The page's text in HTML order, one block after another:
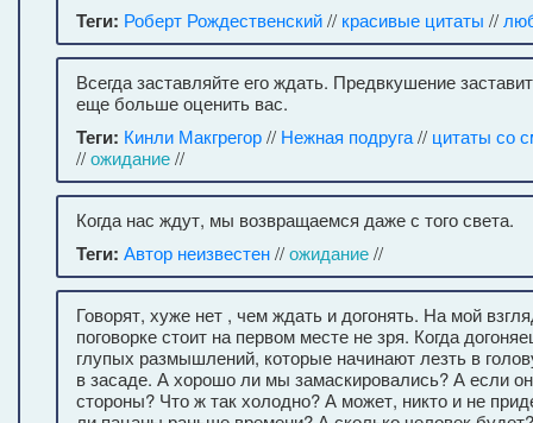
Теги: Роберт Рождественский// красивые цитаты //
Всегда заставляйте его ждать. Предвкушение
еще больше оценить вас.
Теги: Кинли Макгрегор// Нежная подруга// цитаты со
//ожидание//
Когда нас ждут, мы возвращаемся даже с того света.
Теги: Автор неизвестен//ожидание//
Говорят, хуже нет , чем ждать и догонять. На мой
поговорке стоит на первом месте не зря. Когда
глупых размышлений, которые начинают лезть в
в засаде. А хорошо ли мы замаскировались? А если
стороны? Что ж так холодно? А может, никто и не